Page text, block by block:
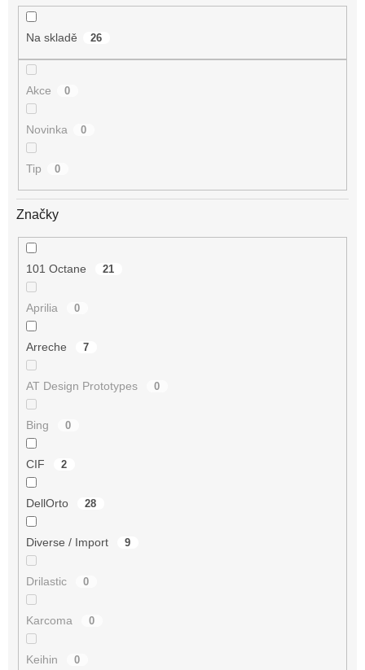
Na skladě 26
Akce 0
Novinka 0
Tip 0
Značky
101 Octane 21
Aprilia 0
Arreche 7
AT Design Prototypes 0
Bing 0
CIF 2
DellOrto 28
Diverse / Import 9
Drilastic 0
Karcoma 0
Keihin 0